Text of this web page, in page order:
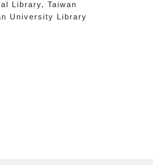
Library, Taiwan
University Library